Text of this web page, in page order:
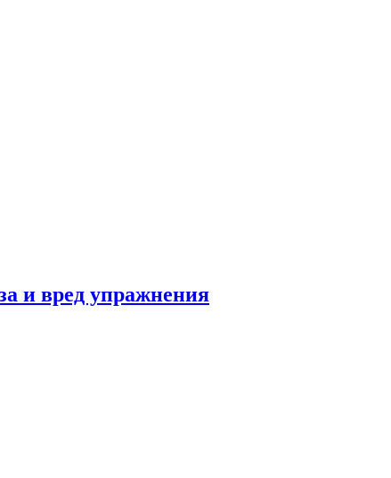
и вред упражнения